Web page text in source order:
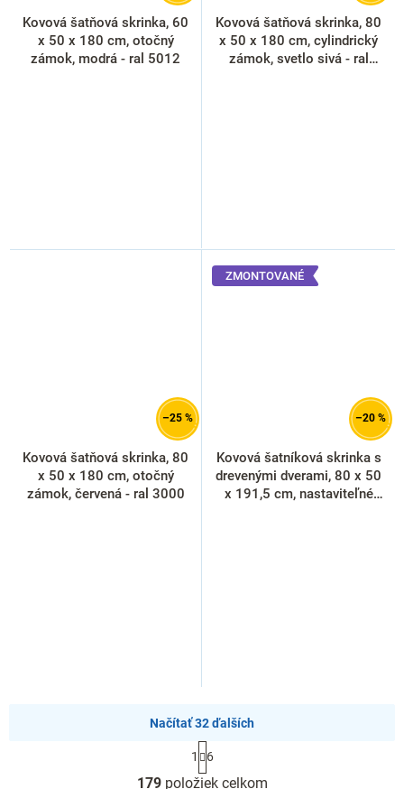
Kovová šatňová skrinka, 60
x 50 x 180 cm, otočný
zámok, modrá - ral 5012
Kovová šatňová skrinka, 80
x 50 x 180 cm, cylindrický
zámok, svetlo sivá - ral
–25 %
Kovová šatňová skrinka, 80
x 50 x 180 cm, otočný
zámok, červená - ral 3000
ZMONTOVANÉ
–20 %
Kovová šatníková skrinka s
drevenými dverami, 80 x 50
x 191,5 cm, nastaviteľné
O
Načítať 32 ďalších
S
t
r
1 6
179položiek celkom